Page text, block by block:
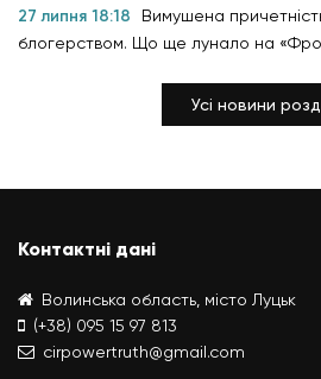
27 липня 18:18
Вимушена
блогерством. Що ще лунало на
Усі новини
Контактні дані
Волинська область, місто Луцьк
(+38) 095 15 97 813
cirpowertruth@gmail.com